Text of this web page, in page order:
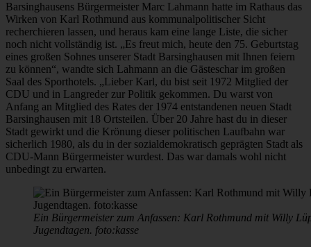
Barsinghausens Bürgermeister Marc Lahmann hatte im Rathaus das
Wirken von Karl Rothmund aus kommunalpolitischer Sicht
recherchieren lassen, und heraus kam eine lange Liste, die sicher
noch nicht vollständig ist. „Es freut mich, heute den 75. Geburtstag
eines großen Sohnes unserer Stadt Barsinghausen mit Ihnen feiern
zu können“, wandte sich Lahmann an die Gästeschar im großen
Saal des Sporthotels. „Lieber Karl, du bist seit 1972 Mitglied der
CDU und in Langreder zur Politik gekommen. Du warst von
Anfang an Mitglied des Rates der 1974 entstandenen neuen Stadt
Barsinghausen mit 18 Ortsteilen. Über 20 Jahre hast du in dieser
Stadt gewirkt und die Krönung dieser politischen Laufbahn war
sicherlich 1980, als du in der sozialdemokratisch geprägten Stadt als
CDU-Mann Bürgermeister wurdest. Das war damals wohl nicht
unbedingt zu erwarten.
Ein Bürgermeister zum Anfassen: Karl Rothmund mit Willy
Jugendtagen. foto:kasse